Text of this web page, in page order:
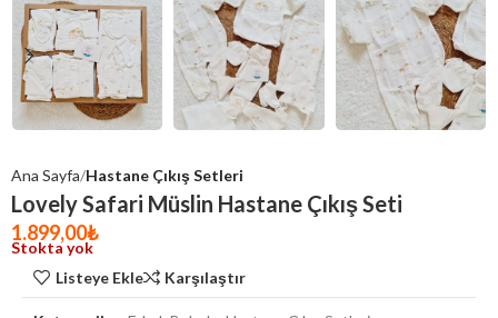
Ana Sayfa Hastane Çıkış Setleri
Lovely Safari Müslin Hastane Çıkış Seti
1.899,00₺
Stokta yok
Listeye Ekle
Karşılaştır